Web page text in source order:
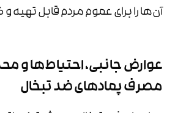
آن‌ها را برای عموم مردم قابل تهیه و
عوارض جانبی، احتیاط‌ها و
مصرف پمادهای ضد تبخال